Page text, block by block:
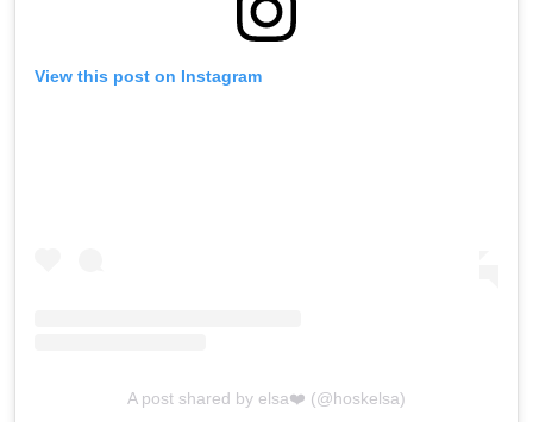
View this post on Instagram
A post shared by elsa❤️ (@hoskelsa)